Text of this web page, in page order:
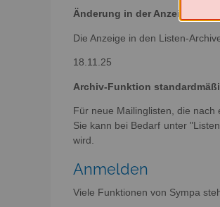
Änderung in der Anzeige der
Die Anzeige in den Listen-
18.11.25
Archiv-Funktion
Für neue Mailinglisten, die
Sie kann bei Bedarf unter
wird.
Anmelden
Viele Funktionen von Sympa